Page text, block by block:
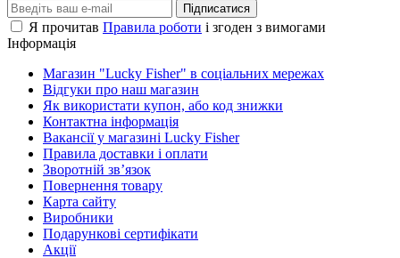
Підписатися
Я прочитав Правила роботи і згоден з вимогами
Інформація
Магазин "Lucky Fisher" в соціальних мережах
Відгуки про наш магазин
Як використати купон, або код знижки
Контактна інформація
Вакансії у магазині Lucky Fisher
Правила доставки і оплати
Зворотній зв’язок
Повернення товару
Карта сайту
Виробники
Подарункові сертифікати
Акції